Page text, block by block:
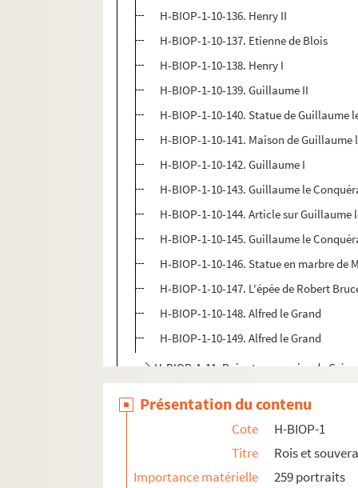
H-BIOP-1-10-136. Henry II
H-BIOP-1-10-137. Etienne de Blois
H-BIOP-1-10-138. Henry I
H-BIOP-1-10-139. Guillaume II
H-BIOP-1-10-140. Statue de Guillaume
H-BIOP-1-10-141. Maison de
H-BIOP-1-10-142. Guillaume I
H-BIOP-1-10-143. Guillaume le
H-BIOP-1-10-144. Article sur Guillaume
H-BIOP-1-10-145. Guillaume le
H-BIOP-1-10-146. Statue en marbre de
H-BIOP-1-10-147. L'épée de Robert
H-BIOP-1-10-148. Alfred le Grand
H-BIOP-1-10-149. Alfred le Grand
H-BIOP-1-11. Rois et souverains de Grèce
H-BIOP-2. Rois et souverains européens et
H-BIOP-3. Rois, souverains et chefs d'Etat
H-BIOP-4. Rois, souverains et chefs d'Etat
Présentation du contenu
Cote
H-BIOP-1
Titre
Rois et
Importance matérielle
259 portraits